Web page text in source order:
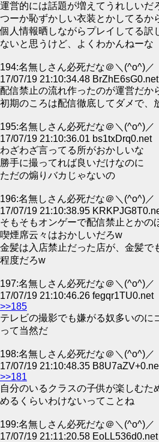
運営的には話題が増えてうれしいだ
つーか恥ずかしい衣装とかしてるか
個人情報晒しながらプレイしてる訳
ないと思うけど、よくわかんねーな
194:名無しさん必死だな＠＼(^o^)／
17/07/19 21:10:34.48 BrZhE6sG0.net
配信禁止の流れ作ったのが運営だか
初期のころは配信徹底してダメで、
195:名無しさん必死だな＠＼(^o^)／
17/07/19 21:10:36.01 bs1txDrq0.net
わざわざ言ってる所がおかしいな
勝手に撮ってれば良いだけなのに
ただの煽りバカじゃないの
196:名無しさん必死だな＠＼(^o^)／
17/07/19 21:10:38.95
そもそもオンゲーで配信禁止とかの
喫煙席云々はおかしいだろw
金髪は入店禁止だった店が、金髪で
程度だろw
197:名無しさん必死だな＠＼(^o^)／
17/07/19 21:10:46.26 fegqr1TU0.net
>>185
テレビの撮影でも嫌がる奴多いのに
って当然だ
198:名無しさん必死だな＠＼(^o^)／
17/07/19 21:10:48.35
>>181
自分のいるクラスの子供が楽しむた
めるくらいわけないってことね
199:名無しさん必死だな＠＼(^o^)／
17/07/19 21:11:20.58 EoLL536d0.net